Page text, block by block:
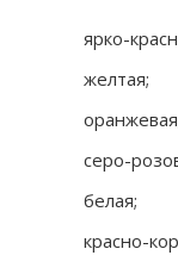
ярко-
желтая;
серо-
белая;
красно-